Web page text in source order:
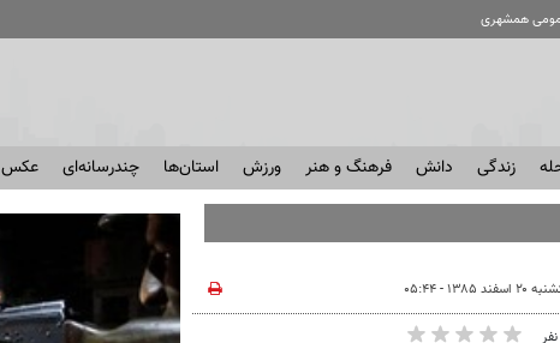
همشهری
زندگی دانش فرهنگ و هنر ورزش استان‌ها چندرسانه‌ای عکس
اسفند ۱۳۸۵ - ۰۵:۴۴